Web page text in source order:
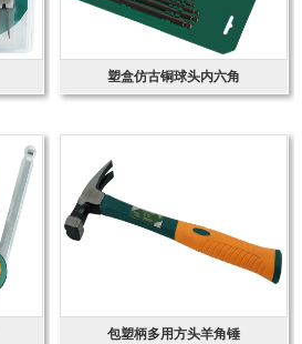
塑盒仿古铜球头内六角
包塑柄多用方头羊角锤